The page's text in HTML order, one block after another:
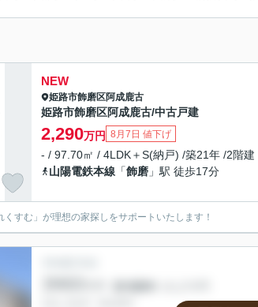
NEW
姫路市飾磨区阿成鹿古
姫路市飾磨区阿成鹿古/中古戸建
2,290万円 8月7日 値下げ
- / 97.70㎡ / 4LDK＋S(納戸) /築21年 /2階建
山陽電鉄本線 「飾磨 」駅 徒歩17分
すむ」が理想の家探しをサポートいたします！